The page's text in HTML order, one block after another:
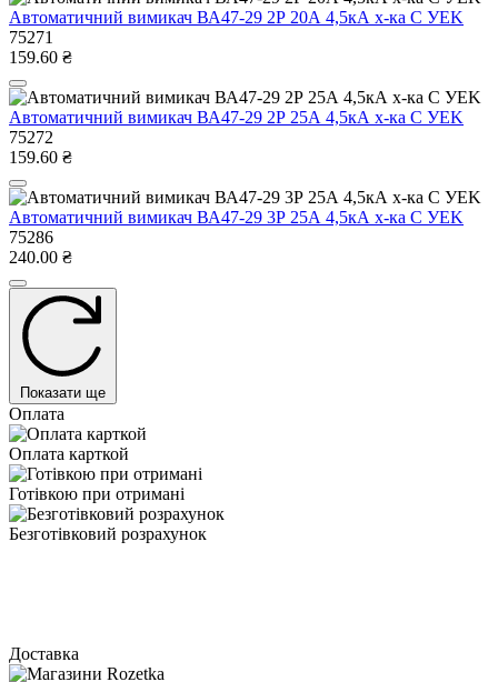
Автоматичний вимикач ВА47-29 2Р 20А 4,5кА х-ка C УEK
75271
159.60 ₴
Автоматичний вимикач ВА47-29 2Р 25А 4,5кА х-ка C УEK
75272
159.60 ₴
Автоматичний вимикач ВА47-29 3Р 25А 4,5кА х-ка C УEK
75286
240.00 ₴
Показати ще
Оплата
Оплата карткой
Готівкою при отримані
Безготівковий розрахунок
Доставка